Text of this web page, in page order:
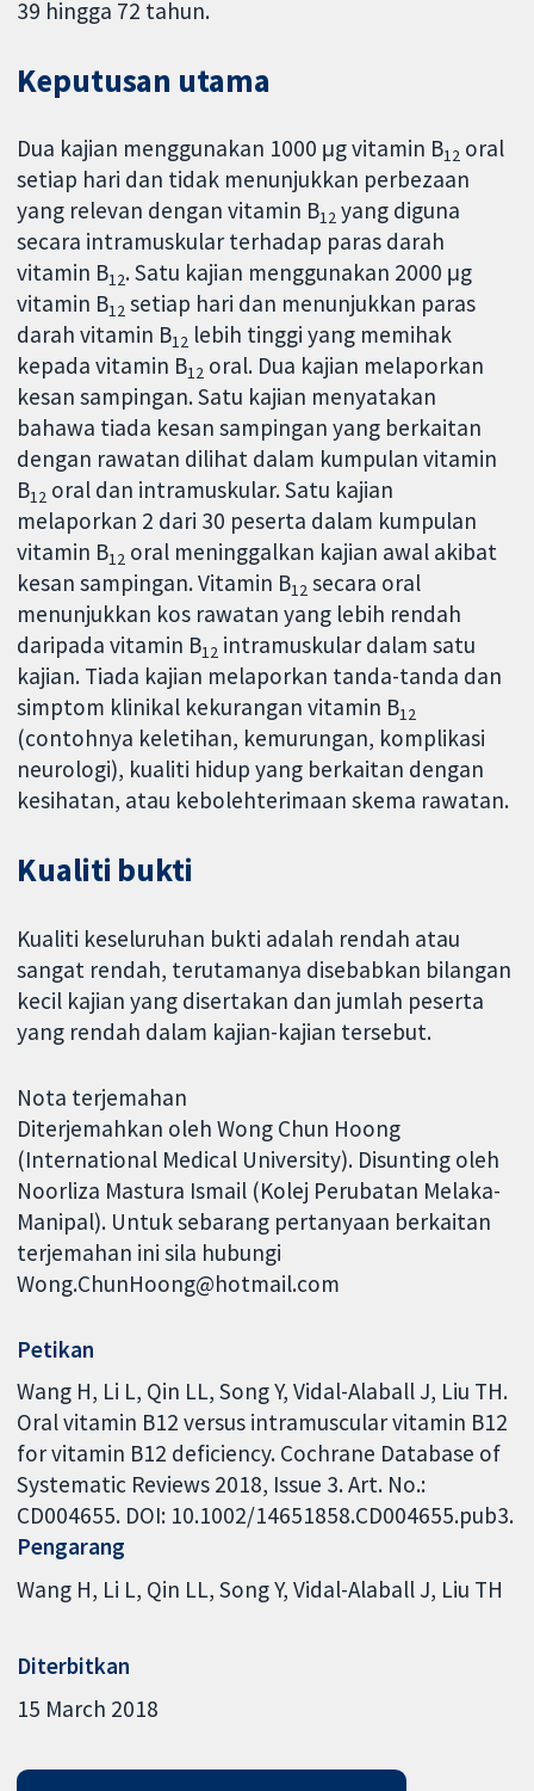
39 hingga 72 tahun.
Keputusan utama
Dua kajian menggunakan 1000 μg vitamin B12 oral
setiap hari dan tidak menunjukkan perbezaan
yang relevan dengan vitamin B12 yang diguna
secara intramuskular terhadap paras darah
vitamin B12. Satu kajian menggunakan 2000 μg
vitamin B12 setiap hari dan menunjukkan paras
darah vitamin B12 lebih tinggi yang memihak
kepada vitamin B12 oral. Dua kajian melaporkan
kesan sampingan. Satu kajian menyatakan
bahawa tiada kesan sampingan yang berkaitan
dengan rawatan dilihat dalam kumpulan vitamin
B12 oral dan intramuskular. Satu kajian
melaporkan 2 dari 30 peserta dalam kumpulan
vitamin B12 oral meninggalkan kajian awal akibat
kesan sampingan. Vitamin B12 secara oral
menunjukkan kos rawatan yang lebih rendah
daripada vitamin B12 intramuskular dalam satu
kajian. Tiada kajian melaporkan tanda-tanda dan
simptom klinikal kekurangan vitamin B12
(contohnya keletihan, kemurungan, komplikasi
neurologi), kualiti hidup yang berkaitan dengan
kesihatan, atau kebolehterimaan skema rawatan.
Kualiti bukti
Kualiti keseluruhan bukti adalah rendah atau
sangat rendah, terutamanya disebabkan bilangan
kecil kajian yang disertakan dan jumlah peserta
yang rendah dalam kajian-kajian tersebut.
Nota terjemahan
Diterjemahkan oleh Wong Chun Hoong
(International Medical University). Disunting oleh
Noorliza Mastura Ismail (Kolej Perubatan Melaka-
Manipal). Untuk sebarang pertanyaan berkaitan
terjemahan ini sila hubungi
Wong.ChunHoong@hotmail.com
Petikan
Wang H, Li L, Qin LL, Song Y, Vidal-Alaball J, Liu TH.
Oral vitamin B12 versus intramuscular vitamin B12
for vitamin B12 deficiency. Cochrane Database of
Systematic Reviews 2018, Issue 3. Art. No.:
CD004655. DOI: 10.1002/14651858.CD004655.pub3.
Pengarang
Wang H Li L Qin LL Song Y Vidal-Alaball J Liu TH
Diterbitkan
15 March 2018